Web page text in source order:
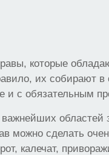
которые
их собирают
с обязательным
областей
можно сделать
калечат,